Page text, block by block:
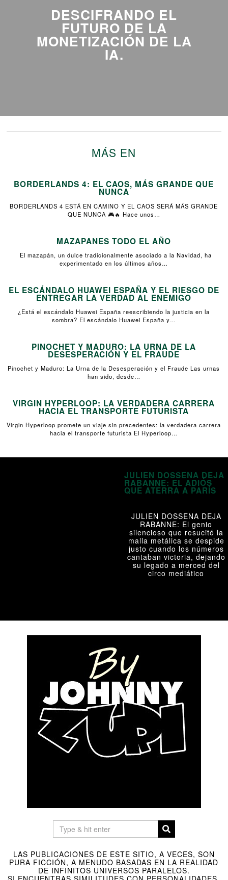
DESCIFRANDO EL
FUTURO DE LA
MONETIZACIÓN DE LA
IA.
MÁS EN
BORDERLANDS 4: EL CAOS, MÁS GRANDE QUE
NUNCA
BORDERLANDS 4 ESTÁ EN CAMINO Y EL CAOS SERÁ MÁS GRANDE
QUE NUNCA 🎮🔥 Hace unos…
MAZAPANES TODO EL AÑO
El mazapán, un dulce tradicionalmente asociado a la Navidad, ha
experimentado en los últimos años…
EL ESCÁNDALO HUAWEI ESPAÑA Y EL RIESGO DE
ENTREGAR LA VERDAD AL ENEMIGO
¿Está el escándalo Huawei España reescribiendo la justicia en la
sombra? El escándalo Huawei España y…
PINOCHET Y MADURO: LA URNA DE LA
DESESPERACIÓN Y EL FRAUDE
Pinochet y Maduro: La Urna de la Desesperación y el Fraude Las urnas
han sido, desde…
VIRGIN HYPERLOOP: LA VERDADERA CARRERA
HACIA EL TRANSPORTE FUTURISTA
Virgin Hyperloop promete un viaje sin precedentes: la verdadera carrera
hacia el transporte futurista El Hyperloop…
JULIEN DOSSENA DEJA
RABANNE: EL ADIÓS
QUE ATERRA A PARÍS
JULIEN DOSSENA DEJA
RABANNE: El genio
silencioso que resucitó la
malla metálica se despide
justo cuando los números
cantaban victoria, dejando
su legado a merced del
circo mediático
LAS PUBLICACIONES DE ESTE SITIO, A VECES, SON
PURA FICCIÓN, A MENUDO BASADAS EN LA REALIDAD
DE INFINITOS UNIVERSOS PARALELOS.